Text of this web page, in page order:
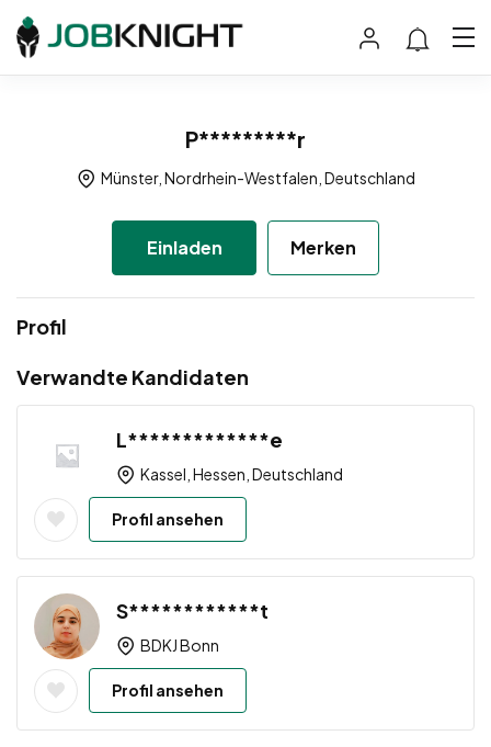
P*********r
Münster, Nordrhein-Westfalen, Deutschland
Einladen Merken
Profil
Verwandte Kandidaten
L*************e
Kassel, Hessen, Deutschland
Profil ansehen
S************t
BDKJ Bonn
Profil ansehen